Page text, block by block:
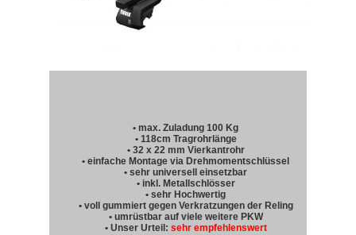
• max. Zuladung 100 Kg
• 118cm Tragrohrlänge
• 32 x 22 mm Vierkantrohr
• einfache Montage via Drehmomentschlüssel
• sehr universell einsetzbar
• inkl. Metallschlösser
• sehr Hochwertig
• voll gummiert gegen Verkratzungen der Reling
• umrüstbar auf viele weitere PKW
• Unser Urteil: sehr empfehlenswert